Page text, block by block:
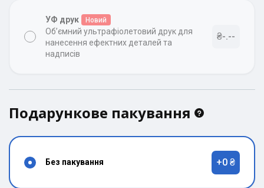
УФ друк Новий
Об’ємний ультрафіолетовий друк для
нанесення ефектних деталей та
надписів
₴-.--
Подарункове пакування
Без пакування +0 ₴